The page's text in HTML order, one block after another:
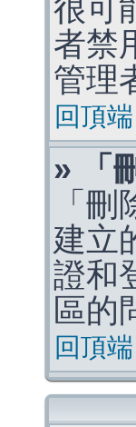
很可
者禁
管理
回頂端
» 「
「
建立
證和
區的
回頂端